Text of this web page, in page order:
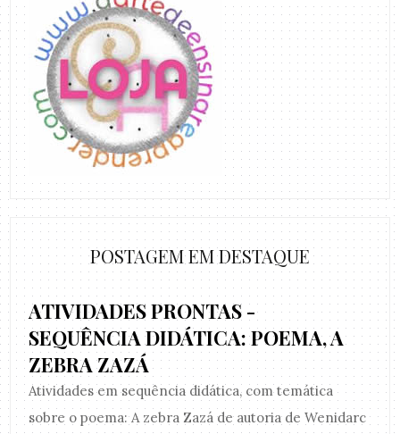
POSTAGEM EM DESTAQUE
ATIVIDADES PRONTAS -
SEQUÊNCIA DIDÁTICA: POEMA, A
ZEBRA ZAZÁ
Atividades em sequência didática, com temática
sobre o poema: A zebra Zazá de autoria de Wenidarc